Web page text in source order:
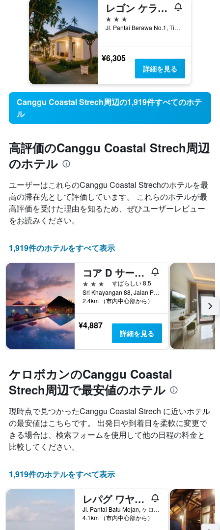
レゴン ケラトン ビーチ ホテル
3つ星
Jl. Pantai Berawa No.1, Tibubeneng, Kec. Kuta Utara, ケロボカン, インドネシア
¥6,305
詳細を見る
Canggu Coastal Strech周辺の1,919件すべてのホテ
ル
高評価のCanggu Coastal Strech周辺
のホテル
ユーザーはこれらのCanggu Coastal Strech​のホテルを最
高の滞在先として評価しています。 これらのホテルが最
高評価を受けた理由を知るため、ぜひユーザーレビュー
をお読みください。
1,919件のホテルをすべて表示
コア D サーファー ホテル
3つ星
すばらしい 8.5
Sri Khayangan 88, Jalan Pantai Berawa, Berawa, Canggu, Bali, ケロボカン, インドネシア
2.4km （市内中心部から）
¥4,887
詳細を見る
ケロボカンのCanggu Coastal
Strech周辺で最安値のホテル
現時点で見つかったCanggu Coastal Strech に近いホテル
の最安値はこちらです。 出発日や到着日を柔軟に変更で
きる場合は、検索フォームを使用して他の日程の料金と
比較してください。
1,919件のホテルをすべて表示
レパグ ワヤン チャングー ホステル
Jl. Pantai Batu Mejan, ケロボカン, インドネシア
4.1km （市内中心部から）